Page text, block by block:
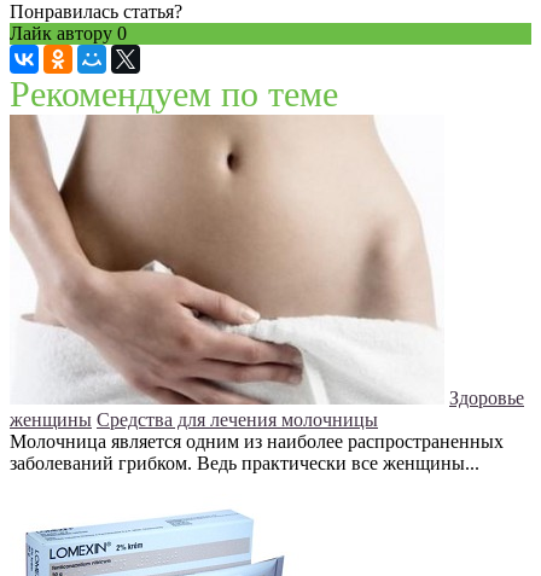
Понравилась статья?
Лайк автору 0
Рекомендуем по теме
Здоровье
женщины Средства для лечения молочницы
Молочница является одним из наиболее распространенных
заболеваний грибком. Ведь практически все женщины...